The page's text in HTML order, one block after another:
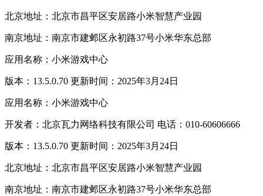
北京地址：北京市昌平区安居路小米智慧产业园
南京地址：南京市建邺区永初路37号小米华东总部
应用名称：小米游戏中心
版本：13.5.0.70 更新时间：2025年3月24日
应用名称：小米游戏中心
开发者：北京瓦力网络科技有限公司 电话：010-60606666
版本：13.5.0.70 更新时间：2025年3月24日
北京地址：北京市昌平区安居路小米智慧产业园
南京地址：南京市建邺区永初路37号小米华东总部